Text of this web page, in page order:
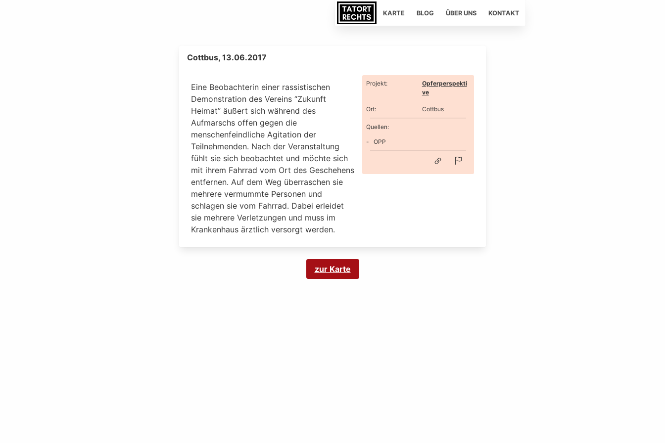
KARTE BLOG ÜBER UNS KONTAKT
Cottbus, 13.06.2017
Eine Beobachterin einer rassistischen
Demonstration des Vereins “Zukunft
Heimat” äußert sich während des
Aufmarschs offen gegen die
menschenfeindliche Agitation der
Teilnehmenden. Nach der Veranstaltung
fühlt sie sich beobachtet und möchte sich
mit ihrem Fahrrad vom Ort des Geschehens
entfernen. Auf dem Weg überraschen sie
mehrere vermummte Personen und
schlagen sie vom Fahrrad. Dabei erleidet
sie mehrere Verletzungen und muss im
Krankenhaus ärztlich versorgt werden.
Projekt:
Opferperspekti
ve
Ort: Cottbus
Quellen:
OPP
zur Karte